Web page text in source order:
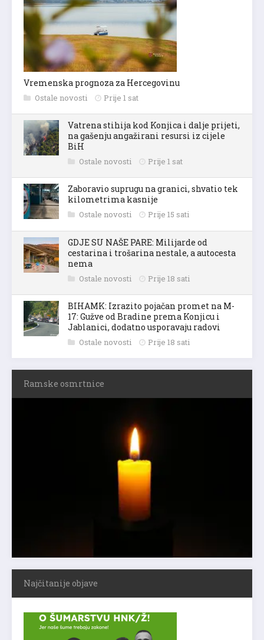
Vremenska prognoza za Hercegovinu
Ostale novosti Prije 1 sat
Vatrena stihija kod Konjica i dalje prijeti,
na gašenju angažirani resursi iz cijele
BiH
Ostale novosti Prije 1 sat
Zaboravio suprugu na granici, shvatio tek
kilometrima kasnije
Ostale novosti Prije 15 sati
GDJE SU NAŠE PARE: Milijarde od
cestarina i trošarina nestale, a autocesta
nema
Ostale novosti Prije 18 sati
BIHAMK: Izrazito pojačan promet na M-
17: Gužve od Bradine prema Konjicu i
Jablanici, dodatno usporavaju radovi
Ostale novosti Prije 18 sati
Ramske osmrtnice
Najčitanije objave